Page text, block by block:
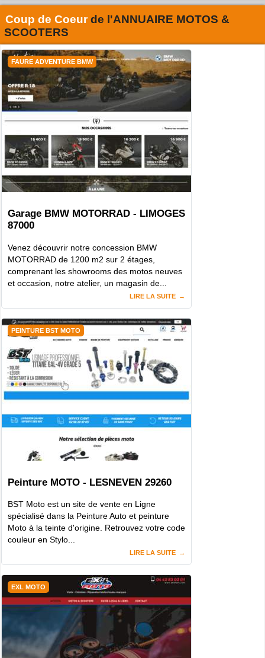
Coup de Coeurde l'ANNUAIRE MOTOS &
SCOOTERS
FAURE ADVENTURE BMW
Garage BMW MOTORRAD - LIMOGES
87000
Venez découvrir notre concession BMW
MOTORRAD de 1200 m2 sur 2 étages,
comprenant les showrooms des motos neuves
et occasion, notre atelier, un magasin de...
LIRE LA SUITE
PEINTURE BST MOTO
Peinture MOTO - LESNEVEN 29260
BST Moto est un site de vente en Ligne
spécialisé dans la Peinture Auto et peinture
Moto à la teinte d'origine. Retrouvez votre code
couleur en Stylo...
LIRE LA SUITE
EXL MOTO